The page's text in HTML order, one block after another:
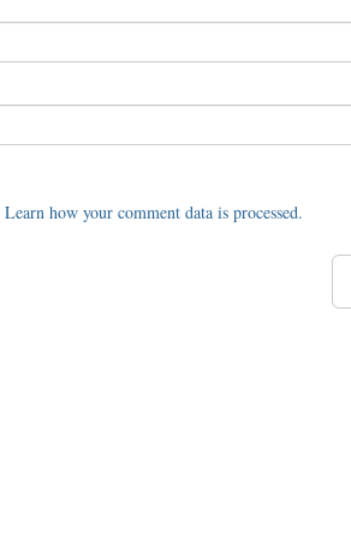
Learn how your comment data is processed.